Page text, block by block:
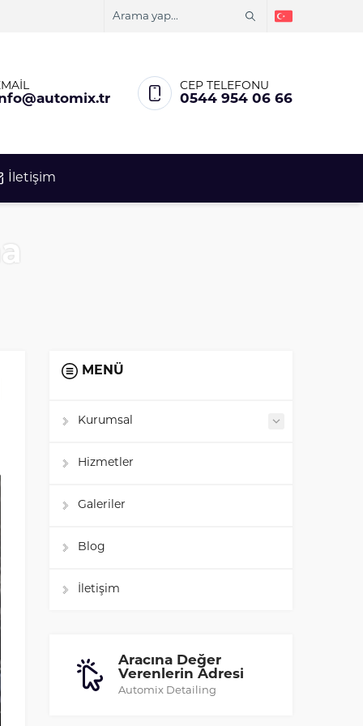
CEP TELEFONU
0544 954 06 66
İletişim
MENÜ
Kurumsal
Hizmetler
Galeriler
Blog
İletişim
Aracına Değer
Verenlerin Adresi
Automix Detailing